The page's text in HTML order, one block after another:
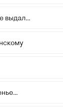
выдал...